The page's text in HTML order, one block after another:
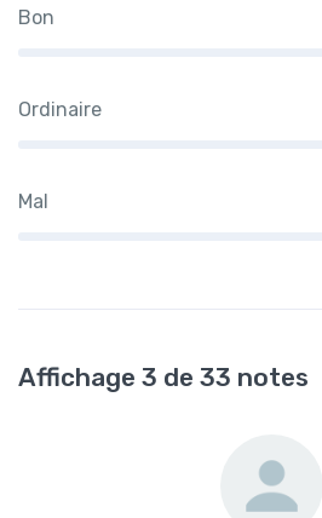
Bon
Ordinaire
Mal
Affichage 3 de 33 notes